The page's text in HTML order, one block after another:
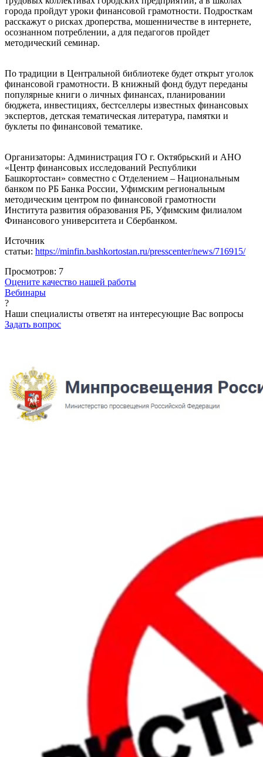
города пройдут уроки финансовой грамотности. Подросткам
расскажут о рисках дроперства, мошенничестве в интернете,
осознанном потреблении, а для педагогов пройдет
методический семинар.
По традиции в Центральной библиотеке будет открыт уголок
финансовой грамотности. В книжный фонд будут переданы
популярные книги о личных финансах, планировании
бюджета, инвестициях, бестселлеры известных финансовых
экспертов, детская тематическая литература, памятки и
буклеты по финансовой тематике.
Организаторы: Администрация ГО г. Октябрьский и АНО
«Центр финансовых исследований Республики
Башкортостан» совместно с Отделением – Национальным
банком по РБ Банка России, Уфимским региональным
методическим центром по финансовой грамотности
Института развития образования РБ, Уфимским филиалом
Финансового университета и Сбербанком.
Источник
статьи: https://minfin.bashkortostan.ru/presscenter/news/716915/
Просмотров: 7
Оцените качество нашей работы
Вебинары
?
Наши специалисты ответят на интересующие Вас вопросы
Задать вопрос